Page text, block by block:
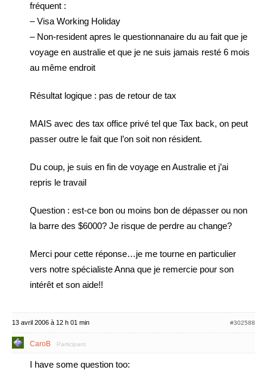
fréquent :
– Visa Working Holiday
– Non-resident apres le questionnanaire du au fait que je
voyage en australie et que je ne suis jamais resté 6 mois
au même endroit
Résultat logique : pas de retour de tax
MAIS avec des tax office privé tel que Tax back, on peut
passer outre le fait que l’on soit non résident.
Du coup, je suis en fin de voyage en Australie et j’ai
repris le travail
Question : est-ce bon ou moins bon de dépasser ou non
la barre des $6000? Je risque de perdre au change?
Merci pour cette réponse…je me tourne en particulier
vers notre spécialiste Anna que je remercie pour son
intérêt et son aide!!
13 avril 2006 à 12 h 01 min #302588
CaroB Participant
I have some question too: